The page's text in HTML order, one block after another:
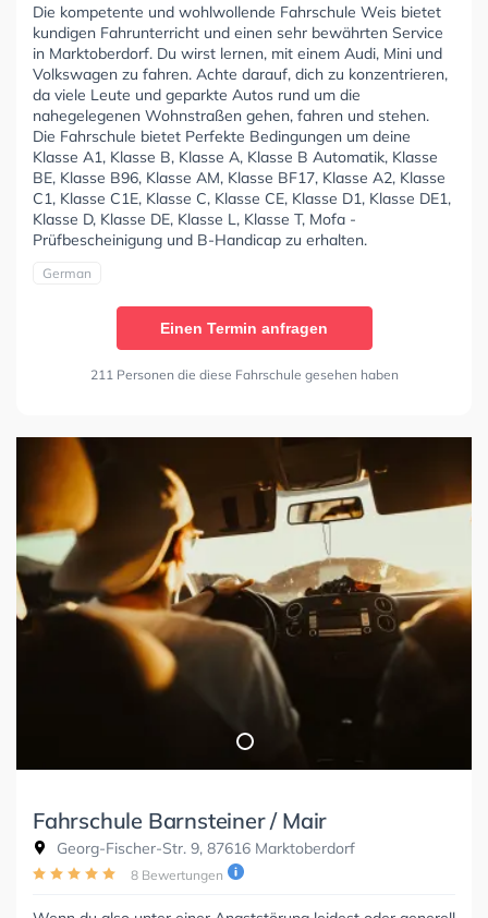
Die kompetente und wohlwollende Fahrschule Weis bietet
kundigen Fahrunterricht und einen sehr bewährten Service
in Marktoberdorf. Du wirst lernen, mit einem Audi, Mini und
Volkswagen zu fahren. Achte darauf, dich zu konzentrieren,
da viele Leute und geparkte Autos rund um die
nahegelegenen Wohnstraßen gehen, fahren und stehen.
Die Fahrschule bietet Perfekte Bedingungen um deine
Klasse A1, Klasse B, Klasse A, Klasse B Automatik, Klasse
BE, Klasse B96, Klasse AM, Klasse BF17, Klasse A2, Klasse
C1, Klasse C1E, Klasse C, Klasse CE, Klasse D1, Klasse DE1,
Klasse D, Klasse DE, Klasse L, Klasse T, Mofa -
Prüfbescheinigung und B-Handicap zu erhalten.
German
Einen Termin anfragen
211 Personen die diese Fahrschule gesehen haben
Fahrschule Barnsteiner / Mair
Georg-Fischer-Str. 9, 87616 Marktoberdorf
8 Bewertungen